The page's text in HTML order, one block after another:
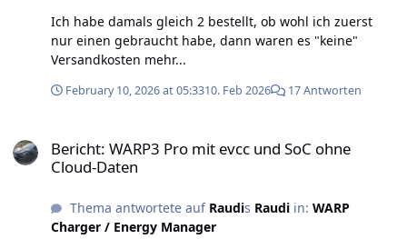
Ich habe damals gleich 2 bestellt, ob wohl ich zuerst
nur einen gebraucht habe, dann waren es "keine"
Versandkosten mehr...
February 10, 2026 at 05:3310. Feb 2026 17 Antworten
Bericht: WARP3 Pro mit evcc und SoC ohne
Cloud-Daten
Thema antwortete auf Raudis Raudiin: WARP
Charger / Energy Manager